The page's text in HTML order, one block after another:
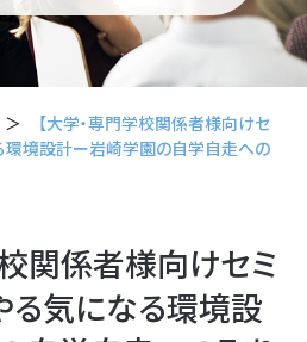
【大学・専門学校関係者様向けセ
環境設計ー岩崎学園の自学自走への
関係者様向けセミ
る気になる環境設